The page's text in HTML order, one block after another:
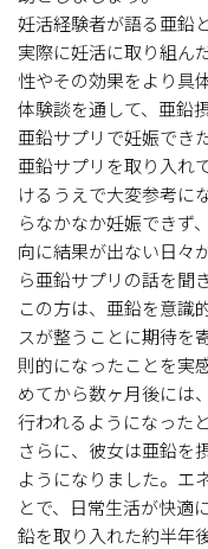
妊活経験者が語る亜鉛
実際に妊活に取り組ん
性やその効果をより具
体験談を通して、亜鉛
亜鉛サプリで妊娠でき
亜鉛サプリを取り入れ
けるうえで大変参考に
らなかなか妊娠できず
向に結果が出ない日々
ら亜鉛サプリの話を聞
この方は、亜鉛を意識
スが整うことに期待を
則的になったことを実
めてから数ヶ月後には
行われるようになった
さらに、彼女は亜鉛を
ようになりました。エ
とで、日常生活が快適
鉛を取り入れた約半年